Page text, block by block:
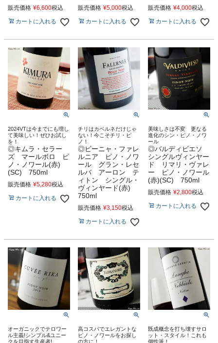
販売価格 ¥6,600税込
カートに入れる
販売価格 ¥5,000税込
カートに入れる
販売価格 ¥4,000税込
カートに入れる
2024VTは今までにも増し
て美味しい！ぜひお試し
を！
◎キムラ・セラー
ズ マールボロ ピ
ノ・ノワール(赤)
(SC) 750ml
販売価格 ¥5,280税込
カートに入れる
チリはカベルネだけじゃ
ない！今こそチリ・ピ
ノ！
◎ビーニャ・ファレ
ルニア ピノ・ノワ
ール グラン・レセ
ルバ アーロン テ
ィトン シングル・
ヴィンヤード(赤)
750ml
販売価格 ¥3,150税込
カートに入れる
美味しさは不変 更なる
進化のシン・ピノ・ノワ
ール
◎バルディビエソ
シングルヴィンヤー
ド リマリ・ヴァレ
ー ピノ・ノワール
(赤)(SC) 750ml
販売価格 ¥2,800税込
カートに入れる
オーガニックでテロワー
ル主義!シンプル&ユニー
クを目指す生産者!
高コスパでエレガントな
ピノ・ノワールをお探し
の方に！
既成概念を打ち壊すサロ
ット・スタイル！これも
個性派！